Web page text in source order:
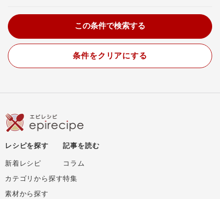
条件をクリアにする
レシピを探す
新着レシピ
カテゴリから探す
素材から探す
記事を読む
コラム
特集